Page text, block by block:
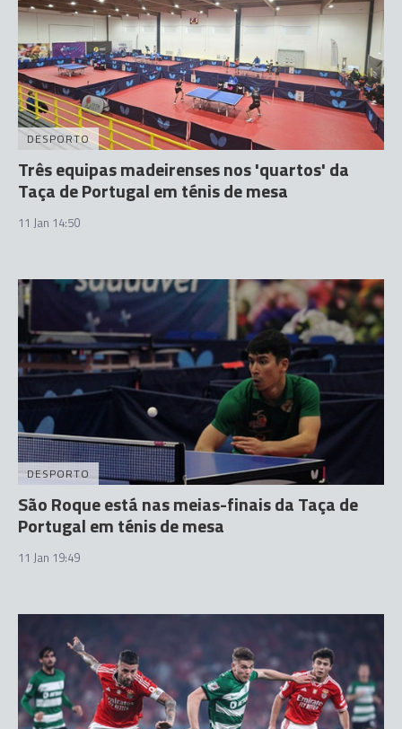
DESPORTO
Três equipas madeirenses nos 'quartos' da
Taça de Portugal em ténis de mesa
11 Jan 14:50
DESPORTO
São Roque está nas meias-finais da Taça de
Portugal em ténis de mesa
11 Jan 19:49